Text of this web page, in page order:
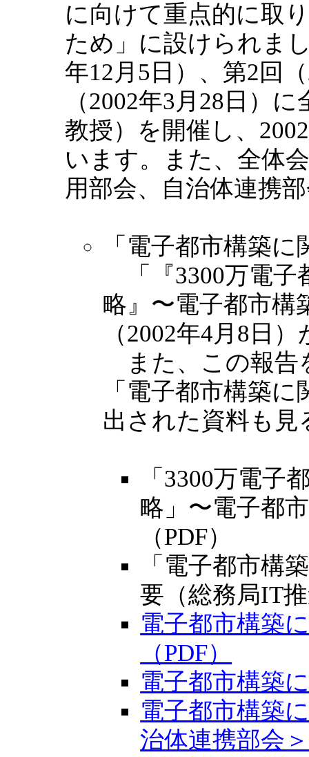
に向けて重点的に取
ため」に設けられま
年12月5日）、第2回
（2002年3月28日）
教授）を開催し、
います。また、全体
用部会、自治体連携
「電子都市構築
「『3300万電子
略』〜電子都市構
（2002年4月8日
また、この報告
「電子都市構築
出された資料も
「3300万電子
略」〜電子都
（PDF）
「電子都市構
要（総務局IT
電子都市構築
（PDF）
電子都市構築
電子都市構築
治体連携部会